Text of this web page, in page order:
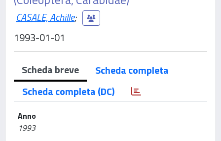
CASALE, Achille;
1993-01-01
Scheda breve
Scheda completa
Scheda completa (DC)
Anno
1993